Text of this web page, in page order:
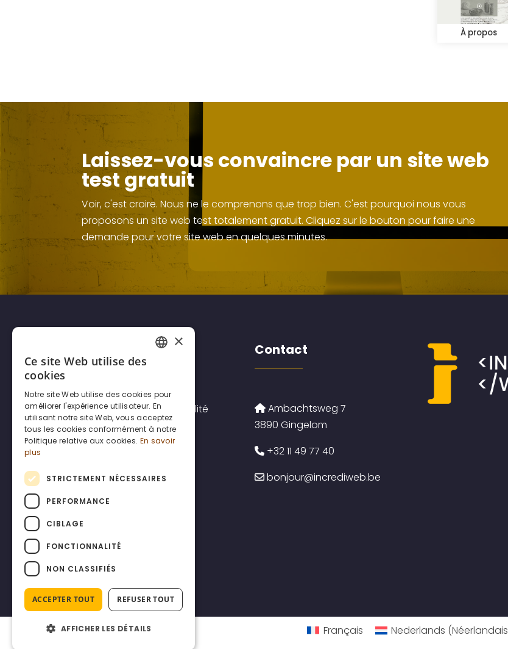
À propos
Laissez-vous convaincre par un site web
test gratuit
Voir, c'est croire. Nous ne le comprenons que trop bien. C'est pourquoi nous vous
proposons un site web test totalement gratuit. Cliquez sur le bouton pour faire une
demande pour votre site web en quelques minutes.
Disclaimers
Politique de confidentialité
Politique en matière de
Conditions générales
Contact
Ambachtsweg 7
3890 Gingelom
+32 11 49 77 40
bonjour@incrediweb.be
Français Nederlands (Néerlandais
DUTCH
ENGLISH
×
Ce site Web utilise des
cookies
Notre site Web utilise des cookies pour
améliorer l'expérience utilisateur. En
utilisant notre site Web, vous acceptez
tous les cookies conformément à notre
Politique relative aux cookies. En savoir
plus
STRICTEMENT NÉCESSAIRES
PERFORMANCE
CIBLAGE
FONCTIONNALITÉ
NON CLASSIFIÉS
ACCEPTER TOUT REFUSER TOUT
AFFICHER LES DÉTAILS